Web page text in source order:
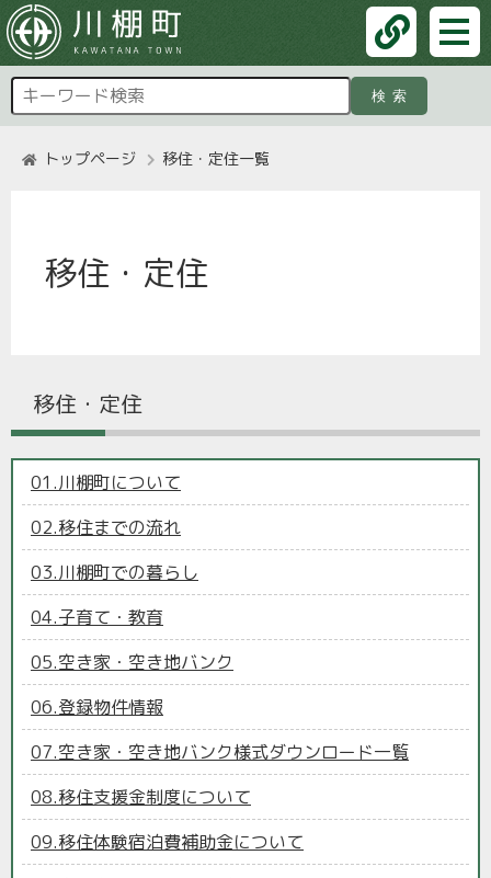
検索
トップページ 移住・定住一覧
移住・定住
移住・定住
01.川棚町について
02.移住までの流れ
03.川棚町での暮らし
04.子育て・教育
05.空き家・空き地バンク
06.登録物件情報
07.空き家・空き地バンク様式ダウンロード一覧
08.移住支援金制度について
09.移住体験宿泊費補助金について